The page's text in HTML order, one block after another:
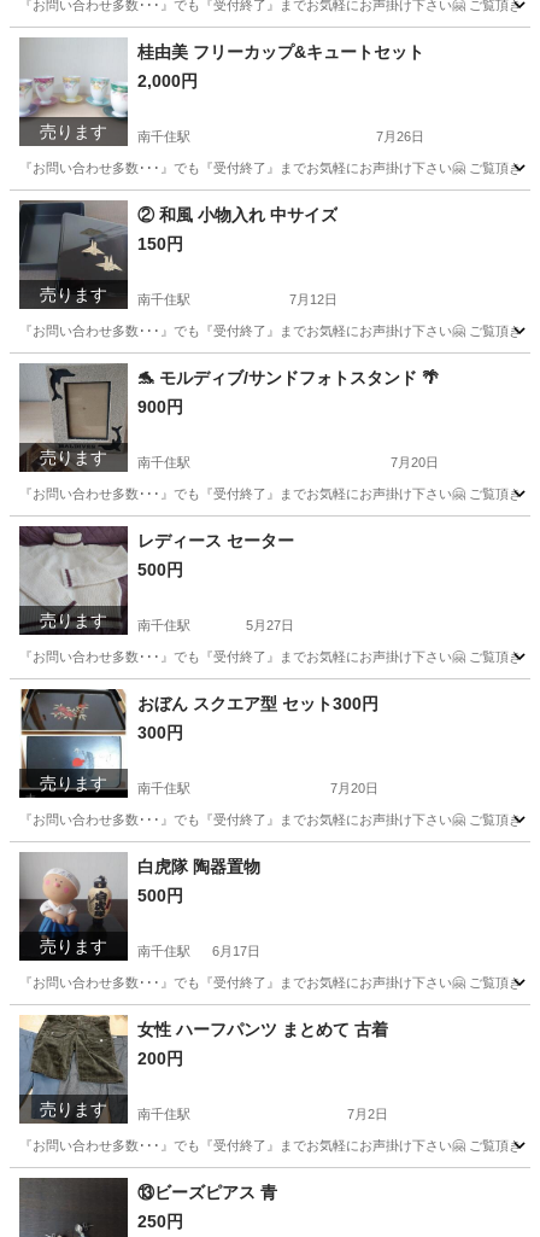
『お問い合わせ多数･･･』でも『受付終了』までお気軽にお声掛け下さい🤗 ご覧頂
東京 台東区 南千住駅 スーツ 礼服
売ります
桂由美 フリーカップ&キュートセット
2,000円
南千住駅 7月26日
『お問い合わせ多数･･･』でも『受付終了』までお気軽にお声掛け下さい🤗 ご覧頂
東京 荒川区 南千住駅 食器 セット
売ります
② 和風 小物入れ 中サイズ
150円
南千住駅 7月12日
『お問い合わせ多数･･･』でも『受付終了』までお気軽にお声掛け下さい🤗 ご覧頂
東京 荒川区 インテリア雑貨/小物 折り鶴
売ります
🐬 モルディブ/サンドフォトスタンド 🌴
900円
南千住駅 7月20日
『お問い合わせ多数･･･』でも『受付終了』までお気軽にお声掛け下さい🤗 ご覧頂
東京 荒川区 南千住駅 インテリア雑貨/小物
売ります
レディース セーター
500円
南千住駅 5月27日
『お問い合わせ多数･･･』でも『受付終了』までお気軽にお声掛け下さい🤗 ご覧頂
東京 台東区 南千住駅 セーター 電車
売ります
おぼん スクエア型 セット300円
300円
南千住駅 7月20日
『お問い合わせ多数･･･』でも『受付終了』までお気軽にお声掛け下さい🤗 ご覧頂
東京 台東区 南千住駅 家庭用品
売ります
白虎隊 陶器置物
500円
南千住駅 6月17日
『お問い合わせ多数･･･』でも『受付終了』までお気軽にお声掛け下さい🤗 ご覧頂
東京 荒川区 南千住駅 インテリア雑貨/小物 置物
売ります
女性 ハーフパンツ まとめて 古着
200円
南千住駅 7月2日
『お問い合わせ多数･･･』でも『受付終了』までお気軽にお声掛け下さい🤗 ご覧頂
東京 台東区 南千住駅 ボトムス
⑬ビーズピアス 青
250円